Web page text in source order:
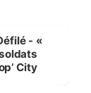
- «
City